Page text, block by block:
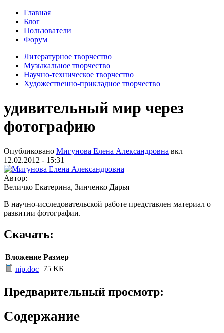
Главная
Блог
Пользователи
Форум
Литературное творчество
Музыкальное творчество
Научно-техническое творчество
Художественно-прикладное творчество
удивительный мир через
фотографию
Опубликовано Мигунова Елена Александровна вкл
12.02.2012 - 15:31
Автор:
Величко Екатерина, Зинченко Дарья
В научно-исследовательской работе представлен материал о
развитии фотографии.
Скачать:
Вложение Размер
nip.doc 75 КБ
Предварительный просмотр:
Содержание